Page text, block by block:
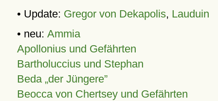
• Update: Gregor von Dekapolis, Lauduin
• neu: Ammia
Apollonius und Gefährten
Bartholuccius und Stephan
Beda „der Jüngere”
Beocca von Chertsey und Gefährten